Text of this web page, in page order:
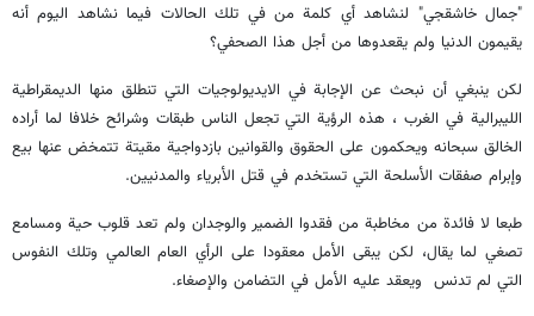
"جمال خاشقجي" لنشاهد أي كلمة من في تلك الحالات فيما نشاهد اليوم أنه
يقيمون الدنيا ولم يقعدوها من أجل هذا الصحفي؟
لكن ينبغي أن نبحث عن الإجابة في الايديولوجيات التي تنطلق منها الديمقراطية
الليبرالية في الغرب ، هذه الرؤية التي تجعل الناس طبقات وشرائح خلافا لما أراده
الخالق سبحانه ويحكمون على الحقوق والقوانين بازدواجية مقيتة تتمخض عنها بيع
وإبرام صفقات الأسلحة التي تستخدم في قتل الأبرياء والمدنيين.
طبعا لا فائدة من مخاطبة من فقدوا الضمير والوجدان ولم تعد قلوب حية ومسامع
تصغي لما يقال، لكن يبقى الأمل معقودا على الرأي العام العالمي وتلك النفوس
التي لم تدنس ويعقد عليه الأمل في التضامن والإصغاء.